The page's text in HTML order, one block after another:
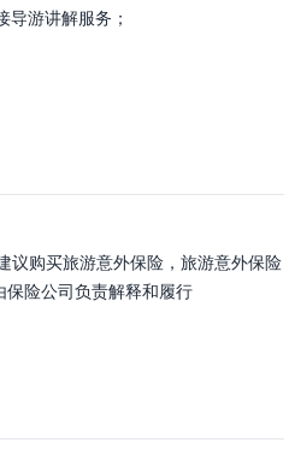
议购买旅游意外保险，旅游意外保险
险公司负责解释和履行